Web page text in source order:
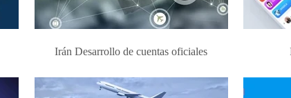
Irán Desarrollo de cuentas oficiales